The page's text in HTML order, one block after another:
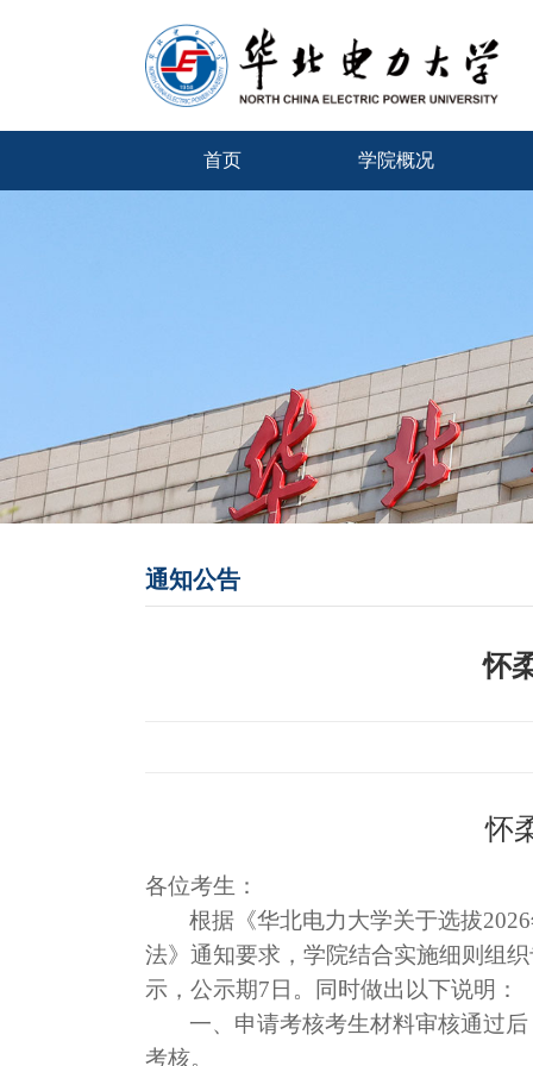
首页 学院概况
通知公告
怀
怀
各位考生：
根据《华北电力大学关于选拔
法》通知要求，学院结合实施细则组
示，公示期7日。同时做出以下说明：
一、申请考核考生材料审核通过
考核。